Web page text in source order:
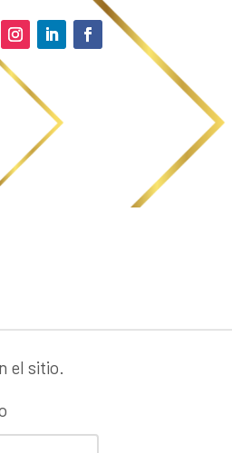
el sitio.